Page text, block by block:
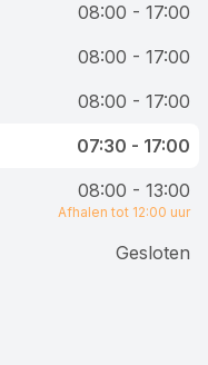
08:00 - 17:00
08:00 - 17:00
08:00 - 17:00
07:30 - 17:00
08:00 - 13:00
Afhalen tot 12:00 uur
Gesloten